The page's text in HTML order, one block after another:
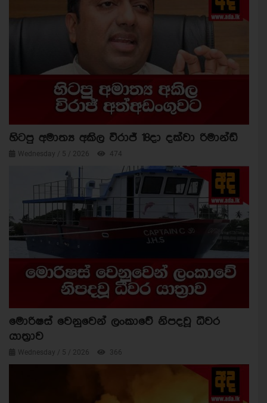
හිටපු අමාත්‍ය අකිල විරාජ් 18දා දක්වා රිමාන්ඩ්
Wednesday / 5 / 2026 474
මොරිෂස් වෙනුවෙන් ලංකාවේ නිපදවූ ධීවර
යාත්‍රාව
Wednesday / 5 / 2026 366